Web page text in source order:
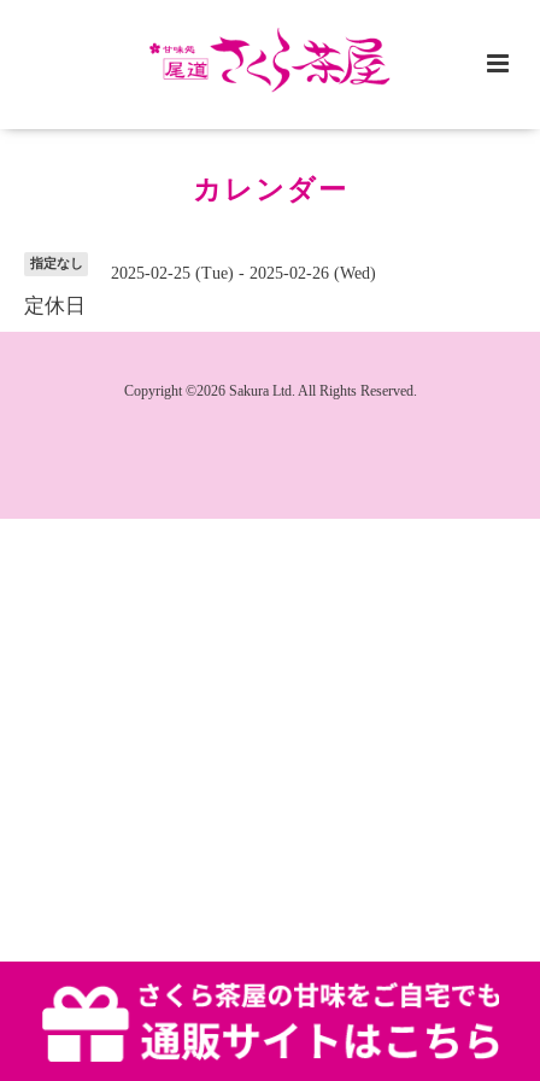
カレンダー
指定なし
2025-02-25 (Tue) - 2025-02-26 (Wed)
定休日
Copyright ©2026 Sakura Ltd. All Rights Reserved.